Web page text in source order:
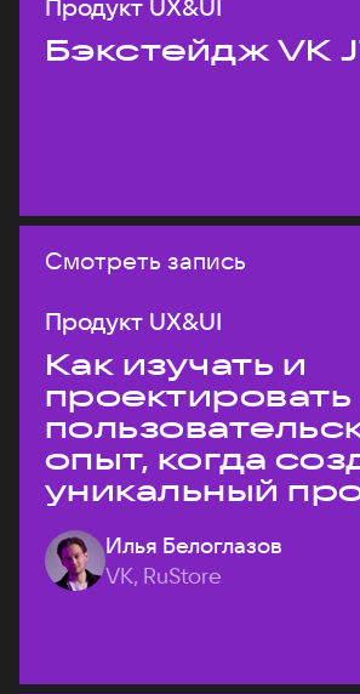
Продукт UX&UI
Бэкстейдж VK
Смотреть запись
Продукт UX&UI
Как изучать и
проектировать
опыт, когда
уникальный
на рынке?
Илья Белоглазов
VK, RuStore